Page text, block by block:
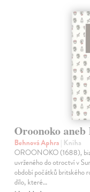
Oroonoko
Behnová Aphra| Kniha
OROONOKO (1688),
uvrženého do otroctví v
období počátků britského
dílo, které…